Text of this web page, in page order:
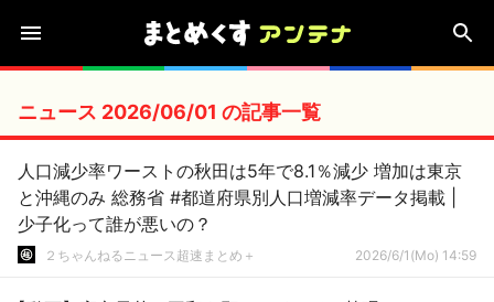
ニュース 2026/06/01 の記事一覧
人口減少率ワーストの秋田は5年で8.1％減少 増加は東京
と沖縄のみ 総務省 #都道府県別人口増減率データ掲載 |
少子化って誰が悪いの？
２ちゃんねるニュース超速まとめ＋ 2026/6/1(Mo) 14:59